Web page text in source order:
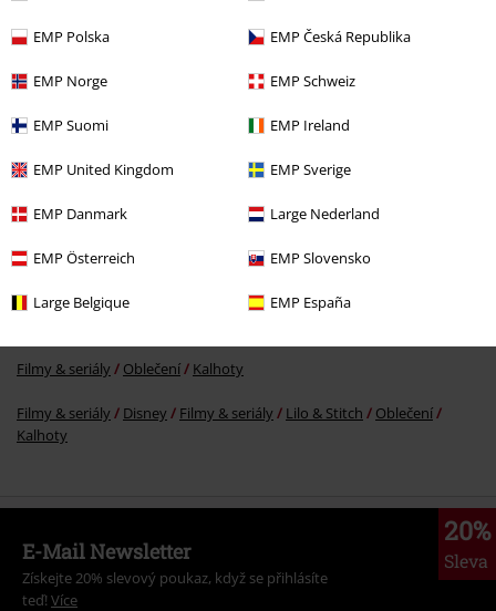
EMP Polska EMP Česká Republika
EMP Norge EMP Schweiz
EMP Suomi EMP Ireland
EMP United Kingdom EMP Sverige
EMP Danmark Large Nederland
EMP Österreich EMP Slovensko
Large Belgique EMP España
More categories. More options.
Filmy & seriály Oblečení Kalhoty
Filmy & seriály Disney Filmy & seriály Lilo & Stitch
Oblečení
Kalhoty
20%
Sleva
E-Mail Newsletter
Získejte 20% slevový poukaz, když se přihlásíte
teď! Více